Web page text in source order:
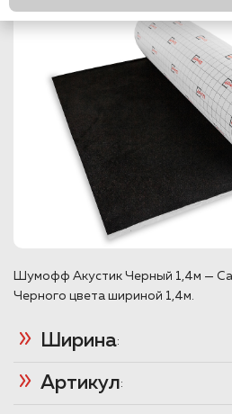
Шумофф Акустик Черный 1,4м —
Черного цвета шириной 1,4м.
Ширина:
Артикул: